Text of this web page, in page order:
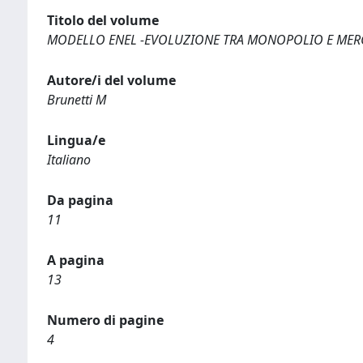
Titolo del volume
MODELLO ENEL -EVOLUZIONE TRA MONOPOLIO E
Autore/i del volume
Brunetti M
Lingua/e
Italiano
Da pagina
11
A pagina
13
Numero di pagine
4